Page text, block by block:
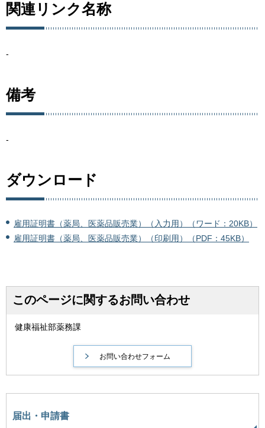
関連リンク名称
-
備考
-
ダウンロード
雇用証明書（薬局、医薬品販売業）（入力用）（ワード：20KB）
雇用証明書（薬局、医薬品販売業）（印刷用）（PDF：45KB）
このページに関するお問い合わせ
健康福祉部薬務課
届出・申請書